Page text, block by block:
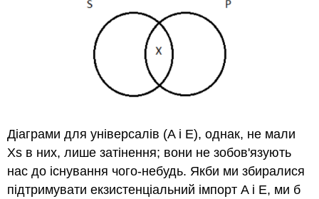
Діаграми для універсалів (A і E), однак, не мали
Xs в них, лише затінення; вони не зобов'язують
нас до існування чого-небудь. Якби ми збиралися
підтримувати екзистенціальний імпорт A і E, ми б